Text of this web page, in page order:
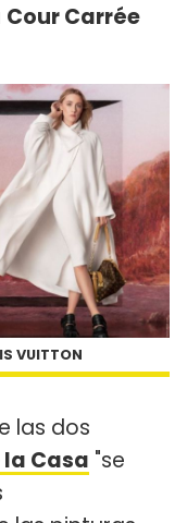
Cour Carrée
VUITTON
las dos
Casa "se